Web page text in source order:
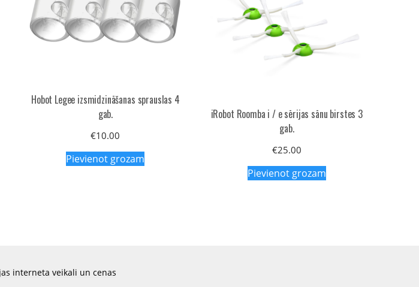
Hobot Legee izsmidzināšanas sprauslas 4
gab.
€10.00
Pievienot grozam
iRobot Roomba i / e sērijas sānu birstes 3
gab.
€25.00
Pievienot grozam